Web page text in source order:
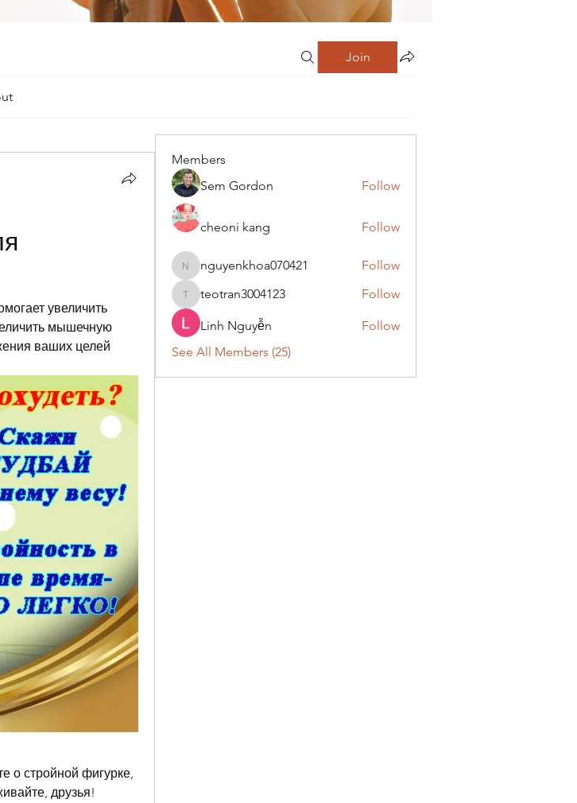
Join
увеличить
мышечную
ваших целей
о стройной фигурке,
друзья!
Members
Sem Gordon
Follow
cheoni kang Follow
nguyenkhoa070421
nguyenkhoa070421 Follow
teotran3004123
teotran3004123 Follow
Linh Nguyễn
Follow
See All Members (25)